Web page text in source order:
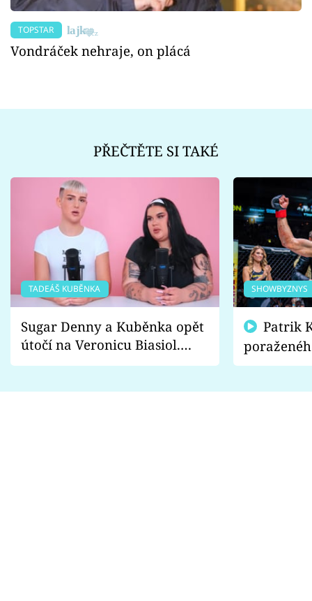
TOPSTAR
Vondráček nehraje, on plácá
PŘEČTĚTE SI TAKÉ
TADEÁŠ KUBĚNKA
Sugar Denny a Kuběnka opět
útočí na Veronicu Biasiol.
Proč je podle nich falešná a
SHOWBYZNYS
fanoušci